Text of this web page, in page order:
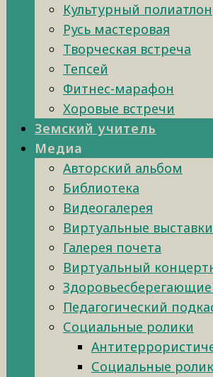
Культурный полиатлон
Русь мастеровая
Творческая встреча
Тепсей
Фитнес-марафон
Хоровые встречи
Земский учитель
Медиа
Авторский альбом
Библиотека
Видеогалерея
Виртуальные выставки
Галерея почета
Виртуальный
Педагогический
Социальные ролики
Социальные